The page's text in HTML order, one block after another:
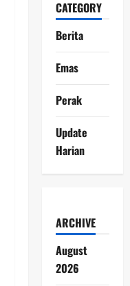
CATEGORY
Berita
Emas
Perak
Update
Harian
ARCHIVE
August
2026